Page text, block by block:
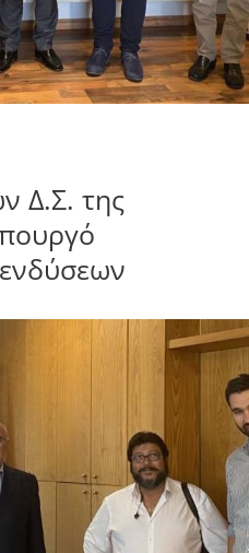
Δ.Σ. της